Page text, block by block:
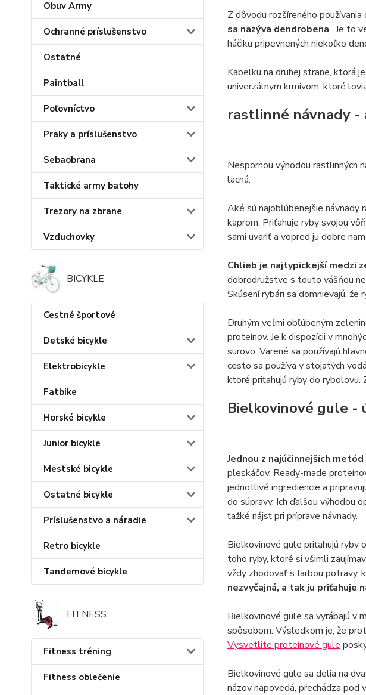
Obuv Army
Ochranné príslušenstvo
Ostatné
Paintball
Poľovníctvo
Praky a príslušenstvo
Sebaobrana
Taktické army batohy
Trezory na zbrane
Vzduchovky
BICYKLE
Cestné športové
Detské bicykle
Elektrobicykle
Fatbike
Horské bicykle
Junior bicykle
Mestské bicykle
Ostatné bicykle
Príslušenstvo a náradie
Retro bicykle
Tandemové bicykle
FITNESS
Fitness tréning
Fitness oblečenie
Z dôvodu rozšíreného
sa nazýva dendrobena . Je to
háčiku pripevnených niekoľko
Kabelku na druhej strane, ktorá
univerzálnym krmivom, ktoré
rastlinné návnady -
Nespornou výhodou rastlinných
lacná.
Aké sú najobľúbenejšie návnady
kaprom. Priťahuje ryby svojou
sami uvariť a vopred ju dobre
Chlieb je najtypickejší medzi
dobrodružstve s touto vášňou
Skúsení rybári sa domnievajú,
Druhým veľmi obľúbeným
proteínov. Je k dispozícii v
surovo. Varené sa používajú
cesto sa používa v stojatých
ktoré priťahujú ryby do rybolovu.
Bielkovinové gule -
Jednou z najúčinnejších
pleskáčov. Ready-made
jednotlivé ingrediencie a
do súpravy. Ich ďalšou výhodou
ťažké nájsť pri príprave návnady.
Bielkovinové gule priťahujú ryby
toho ryby, ktoré si všimli
vždy zhodovať s farbou potravy,
nezvyčajná, a tak ju priťahuje
Bielkovinové gule sa vyrábajú v
spôsobom. Výsledkom je, že
Vysvetlite proteínové gule
Bielkovinové gule sa delia na
názov napovedá, prechádza